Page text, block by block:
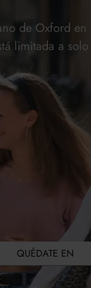
de Oxford
limitada a
QUÉDATE EN